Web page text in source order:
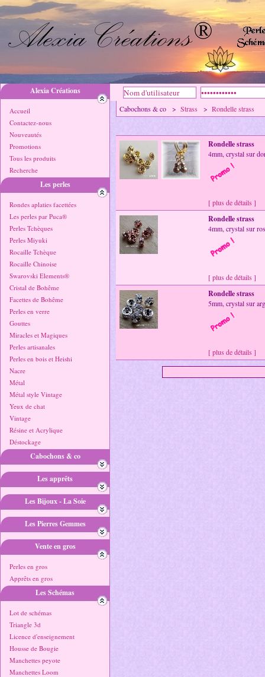
Alexia Créations
Accueil
Contactez-nous
Nouveautés
Promotions
Tous les produits
Recherche
Les perles
Rondes aplaties facettées
Les perles par Puca®
Perles Tchèques
Perles Miyuki
Rocaille Tchèque
Rocaille Chinoise
Swarovski Elements®
Cristal de Bohême
Facettes de Bohême
Perles en verre
Gouttes
Miracles et Magiques
Perles artisanales
Perles en bois et Heishi
Nacre
Métal
Métal style Vintage
Yeux de chat
Vintage
Résine et Acrylique
Déstockage
Cabochons & co
Les apprêts
Les Bijoux - La Soie
Les Pierres Gemmes
Vente en gros
Perles en gros
Apprêts en gros
Les Schémas
Lot de schémas
Triangle 3d
Licence d'enseignement
Housse de Bougie
Manchettes peyote
Manchettes Loom
Cabochons & co > Strass > Rondelle strass
Rondelle strass
4mm, crystal sur
[ plus de détails ]
Rondelle strass
4mm, crystal sur
[ plus de détails ]
Rondelle strass
5mm, crystal sur
[ plus de détails ]